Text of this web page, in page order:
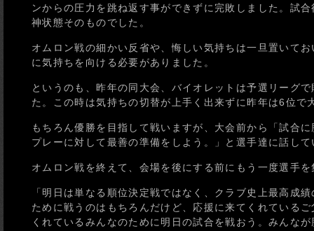
ンからの圧力を跳ね返す事ができずに完敗しました。試
神状態そのものでした。
オムロン戦の細かい反省や、悔しい気持ちは一旦置いて
に気持ちを向ける必要がありました。
というのも、昨年の同大会、バイオレットは予選リーグ
た。この時は気持ちの切替が上手く出来ずに昨年は6位で
もちろん優勝を目指して戦いますが、大会前から「試合
プレーに対して最善の準備をしよう。」と選手達に話し
オムロン戦を終えて、会場を後にする前にもう一度選手
「明日は単なる順位決定戦ではなく、クラブ史上最高成
ために戦うのはもちろんだけど、応援に来てくれている
くれているみんなのために明日の試合を戦おう。みんな